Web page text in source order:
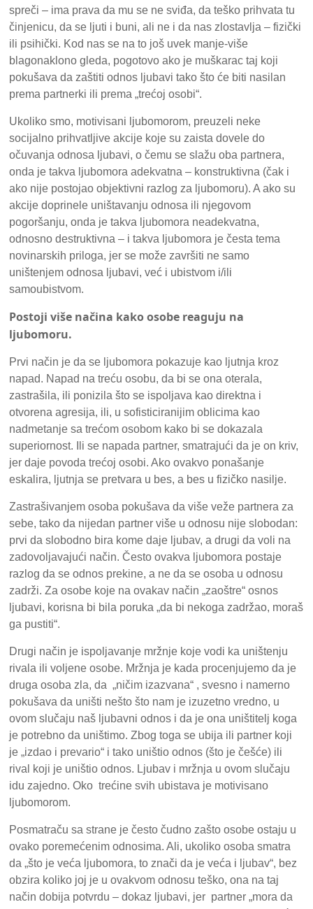
spreči – ima prava da mu se ne sviđa, da teško prihvata tu
činjenicu, da se ljuti i buni, ali ne i da nas zlostavlja – fizički
ili psihički. Kod nas se na to još uvek manje-više
blagonaklono gleda, pogotovo ako je muškarac taj koji
pokušava da zaštiti odnos ljubavi tako što će biti nasilan
prema partnerki ili prema „trećoj osobi“.
Ukoliko smo, motivisani ljubomorom, preuzeli neke
socijalno prihvatljive akcije koje su zaista dovele do
očuvanja odnosa ljubavi, o čemu se slažu oba partnera,
onda je takva ljubomora adekvatna – konstruktivna (čak i
ako nije postojao objektivni razlog za ljubomoru). A ako su
akcije doprinele uništavanju odnosa ili njegovom
pogoršanju, onda je takva ljubomora neadekvatna,
odnosno destruktivna – i takva ljubomora je česta tema
novinarskih priloga, jer se može završiti ne samo
uništenjem odnosa ljubavi, već i ubistvom i/ili
samoubistvom.
Postoji više načina kako osobe reaguju na
ljubomoru.
Prvi način je da se ljubomora pokazuje kao ljutnja kroz
napad. Napad na treću osobu, da bi se ona oterala,
zastrašila, ili ponizila što se ispoljava kao direktna i
otvorena agresija, ili, u sofisticiranijim oblicima kao
nadmetanje sa trećom osobom kako bi se dokazala
superiornost. Ili se napada partner, smatrajući da je on kriv,
jer daje povoda trećoj osobi. Ako ovakvo ponašanje
eskalira, ljutnja se pretvara u bes, a bes u fizičko nasilje.
Zastrašivanjem osoba pokušava da više veže partnera za
sebe, tako da nijedan partner više u odnosu nije slobodan:
prvi da slobodno bira kome daje ljubav, a drugi da voli na
zadovoljavajući način. Često ovakva ljubomora postaje
razlog da se odnos prekine, a ne da se osoba u odnosu
zadrži. Za osobe koje na ovakav način „zaoštre“ osnos
ljubavi, korisna bi bila poruka „da bi nekoga zadržao, moraš
ga pustiti“.
Drugi način je ispoljavanje mržnje koje vodi ka uništenju
rivala ili voljene osobe. Mržnja je kada procenjujemo da je
druga osoba zla, da „ničim izazvana“ , svesno i namerno
pokušava da uništi nešto što nam je izuzetno vredno, u
ovom slučaju naš ljubavni odnos i da je ona uništitelj koga
je potrebno da uništimo. Zbog toga se ubija ili partner koji
je „izdao i prevario“ i tako uništio odnos (što je češće) ili
rival koji je uništio odnos. Ljubav i mržnja u ovom slučaju
idu zajedno. Oko trećine svih ubistava je motivisano
ljubomorom.
Posmatraču sa strane je često čudno zašto osobe ostaju u
ovako poremećenim odnosima. Ali, ukoliko osoba smatra
da „što je veća ljubomora, to znači da je veća i ljubav“, bez
obzira koliko joj je u ovakvom odnosu teško, ona na taj
način dobija potvrdu – dokaz ljubavi, jer partner „mora da